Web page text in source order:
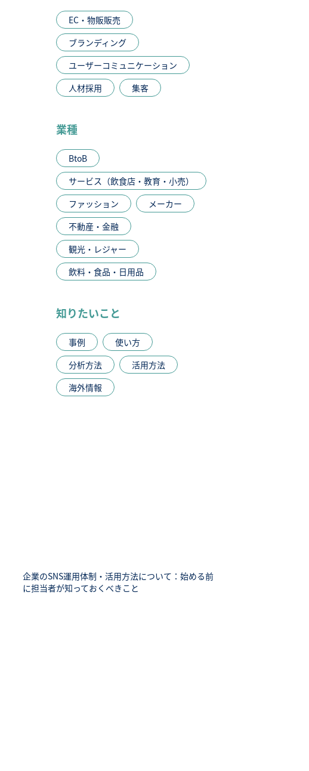
EC・物販販売
ブランディング
ユーザーコミュニケーション
人材採用
集客
業種
BtoB
サービス（飲食店・教育・小売）
ファッション
メーカー
不動産・金融
観光・レジャー
飲料・食品・日用品
知りたいこと
事例
使い方
分析方法
活用方法
海外情報
企業のSNS運用体制・活用方法について：始める前
に担当者が知っておくべきこと